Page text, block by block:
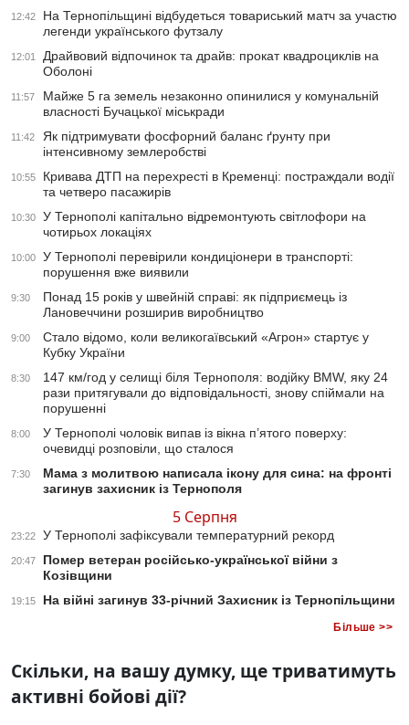
12:42
На Тернопільщині відбудеться товариський матч за участю
легенди українського футзалу
12:01
Драйвовий відпочинок та драйв: прокат квадроциклів на
Оболоні
11:57
Майже 5 га земель незаконно опинилися у комунальній
власності Бучацької міськради
11:42
Як підтримувати фосфорний баланс ґрунту при
інтенсивному землеробстві
10:55
Кривава ДТП на перехресті в Кременці: постраждали водії
та четверо пасажирів
10:30
У Тернополі капітально відремонтують світлофори на
чотирьох локаціях
10:00
У Тернополі перевірили кондиціонери в транспорті:
порушення вже виявили
9:30
Понад 15 років у швейній справі: як підприємець із
Лановеччини розширив виробництво
9:00
Стало відомо, коли великогаївський «Агрон» стартує у
Кубку України
8:30
147 км/год у селищі біля Тернополя: водійку BMW, яку 24
рази притягували до відповідальності, знову спіймали на
порушенні
8:00
У Тернополі чоловік випав із вікна п’ятого поверху:
очевидці розповіли, що сталося
7:30
Мама з молитвою написала ікону для сина: на фронті
загинув захисник із Тернополя
5 Серпня
23:22 У Тернополі зафіксували температурний рекорд
20:47
Помер ветеран російсько-української війни з
Козівщини
19:15 На війні загинув 33-річний Захисник із Тернопільщини
Більше >>
Скільки, на вашу думку, ще триватимуть
активні бойові дії?